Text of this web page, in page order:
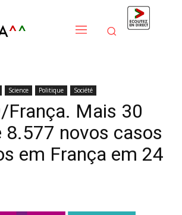
Science Politique Société
França. Mais 30
8.577 novos casos
em França em 24